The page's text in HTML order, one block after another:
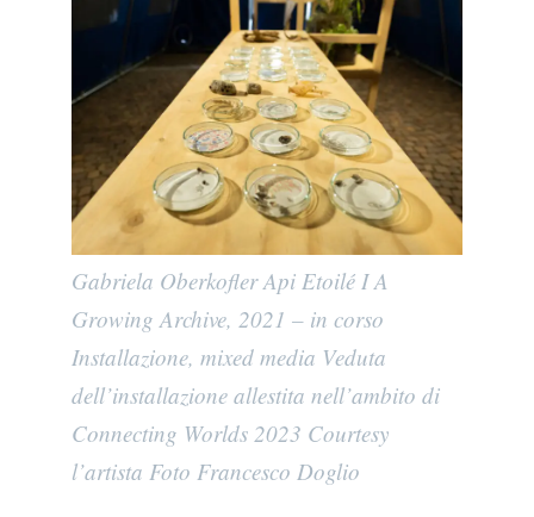
Gabriela Oberkofler Api Etoilé I A
Growing Archive, 2021 – in corso
Installazione, mixed media Veduta
dell’installazione allestita nell’ambito di
Connecting Worlds 2023 Courtesy
l’artista Foto Francesco Doglio